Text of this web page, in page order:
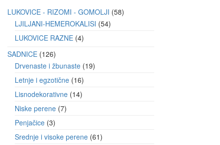
LUKOVICE - RIZOMI - GOMOLJI 58
LJILJANI-HEMEROKALISI 54
LUKOVICE RAZNE 4
SADNICE 126
Drvenaste i žbunaste 19
Letnje i egzotične 16
Lisnodekorativne 14
Niske perene 7
Penjačice 3
Srednje i visoke perene 61